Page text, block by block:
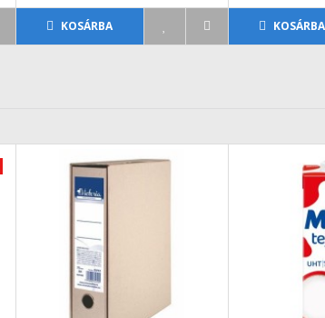
KOSÁRBA KOSÁRBA